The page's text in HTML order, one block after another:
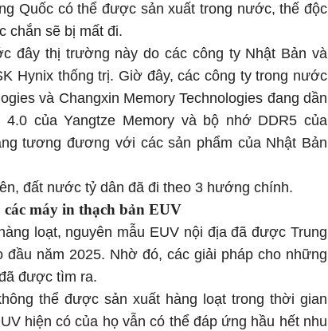
Quốc có thể được sản xuất trong nước, thế độc
chắn sẽ bị mất đi.
đây thị trường này do các công ty Nhật Bản và
Hynix thống trị. Giờ đây, các công ty trong nước
và Changxin Memory Technologies đang dần
4.0 của Yangtze Memory và bộ nhớ DDR5 của
tương đương với các sản phẩm của Nhật Bản
đất nước tỷ dân đã đi theo 3 hướng chính.
máy in thạch bản EUV
loạt, nguyên mẫu EUV nội địa đã được Trung
đầu năm 2025. Nhờ đó, các giải pháp cho những
được tìm ra.
thể được sản xuất hàng loạt trong thời gian
hiện có của họ vẫn có thể đáp ứng hầu hết nhu